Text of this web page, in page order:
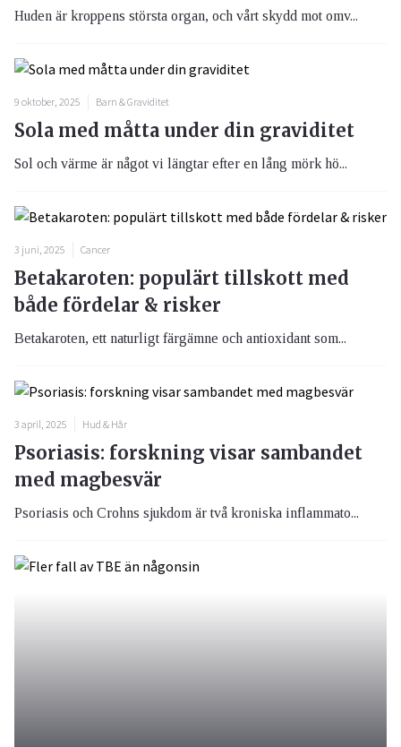
Huden är kroppens största organ, och vårt skydd mot omv...
9 oktober, 2025 Barn & Graviditet
Sola med måtta under din graviditet
Sol och värme är något vi längtar efter en lång mörk hö...
3 juni, 2025 Cancer
Betakaroten: populärt tillskott med
både fördelar & risker
Betakaroten, ett naturligt färgämne och antioxidant som...
3 april, 2025 Hud & Hår
Psoriasis: forskning visar sambandet
med magbesvär
Psoriasis och Crohns sjukdom är två kroniska inflammato...